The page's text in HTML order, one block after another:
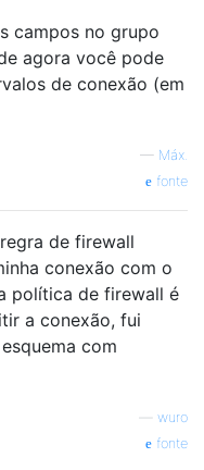
campos no grupo
agora você pode
de conexão (em
— Máx.
fonte
de firewall
conexão com o
política de firewall é
a conexão, fui
com
wuro
fonte